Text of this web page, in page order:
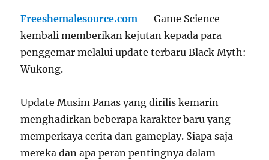
Freeshemalesource.com — Game Science
kembali memberikan kejutan kepada para
penggemar melalui update terbaru Black Myth:
Wukong.
Update Musim Panas yang dirilis kemarin
menghadirkan beberapa karakter baru yang
memperkaya cerita dan gameplay. Siapa saja
mereka dan apa peran pentingnya dalam